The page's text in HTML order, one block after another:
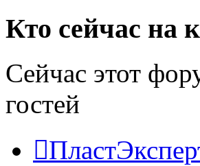
Кто сейчас на
Сейчас этот
гостей